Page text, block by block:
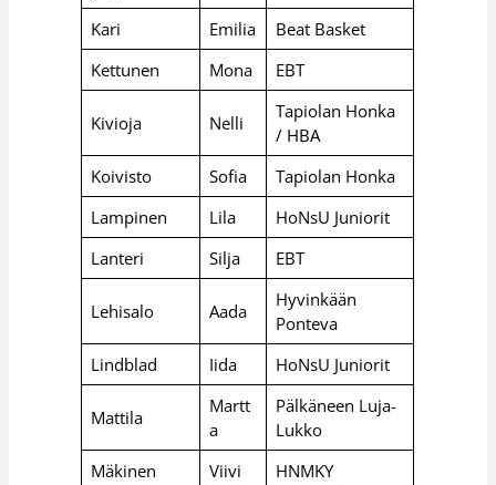
Kari
Emilia
Beat Basket
Kettunen
Mona EBT
Kivioja Nelli
Tapiolan Honka
/ HBA
Koivisto
Sofia
Tapiolan Honka
Lampinen
Lila
HoNsU Juniorit
Lanteri
Silja EBT
Lehisalo Aada
Hyvinkään
Ponteva
Lindblad
Iida HoNsU Juniorit
Mattila
Martt
a
Pälkäneen Luja-
Lukko
Mäkinen
Viivi
HNMKY